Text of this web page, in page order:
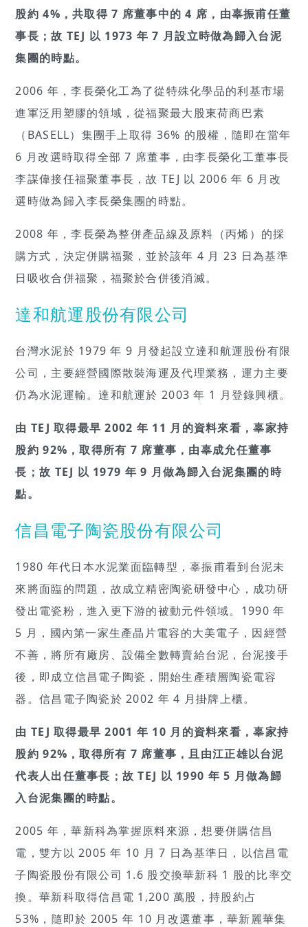
股約 4%，共取得 7 席董事中的 4 席，由辜振甫任董
事長；故 TEJ 以 1973 年 7 月設立時做為歸入台泥
集團的時點。
2006 年，李長榮化工為了從特殊化學品的利基市場
進軍泛用塑膠的領域，從福聚最大股東荷商巴素
（BASELL）集團手上取得 36% 的股權，隨即在當年
6 月改選時取得全部 7 席董事，由李長榮化工董事長
李謀偉接任福聚董事長，故 TEJ 以 2006 年 6 月改
選時做為歸入李長榮集團的時點。
2008 年，李長榮為整併產品線及原料（丙烯）的採
購方式，決定併購福聚，並於該年 4 月 23 日為基準
日吸收合併福聚，福聚於合併後消滅。
達和航運股份有限公司
台灣水泥於 1979 年 9 月發起設立達和航運股份有限
公司，主要經營國際散裝海運及代理業務，運力主要
仍為水泥運輸。達和航運於 2003 年 1 月登錄興櫃。
由 TEJ 取得最早 2002 年 11 月的資料來看，辜家持
股約 92%，取得所有 7 席董事，由辜成允任董事
長；故 TEJ 以 1979 年 9 月做為歸入台泥集團的時
點。
信昌電子陶瓷股份有限公司
1980 年代日本水泥業面臨轉型，辜振甫看到台泥未
來將面臨的問題，故成立精密陶瓷研發中心，成功研
發出電瓷粉，進入更下游的被動元件領域。1990 年
5 月，國內第一家生產晶片電容的大美電子，因經營
不善，將所有廠房、設備全數轉賣給台泥，台泥接手
後，即成立信昌電子陶瓷，開始生產積層陶瓷電容
器。信昌電子陶瓷於 2002 年 4 月掛牌上櫃。
由 TEJ 取得最早 2001 年 10 月的資料來看，辜家持
股約 92%，取得所有 7 席董事，且由江正雄以台泥
代表人出任董事長；故 TEJ 以 1990 年 5 月做為歸
入台泥集團的時點。
2005 年，華新科為掌握原料來源，想要併購信昌
電，雙方以 2005 年 10 月 7 日為基準日，以信昌電
子陶瓷股份有限公司 1.6 股交換華新科 1 股的比率交
換。華新科取得信昌電 1,200 萬股，持股約占
53%，隨即於 2005 年 10 月改選董事，華新麗華集